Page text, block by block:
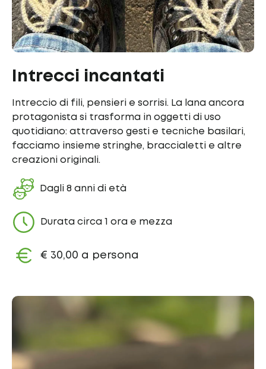
Intrecci incantati
Intreccio di fili, pensieri e sorrisi. La lana ancora
protagonista si trasforma in oggetti di uso
quotidiano: attraverso gesti e tecniche basilari,
facciamo insieme stringhe, braccialetti e altre
creazioni originali.
Dagli 8 anni di età
Durata circa 1 ora e mezza
€ 30,00 a persona